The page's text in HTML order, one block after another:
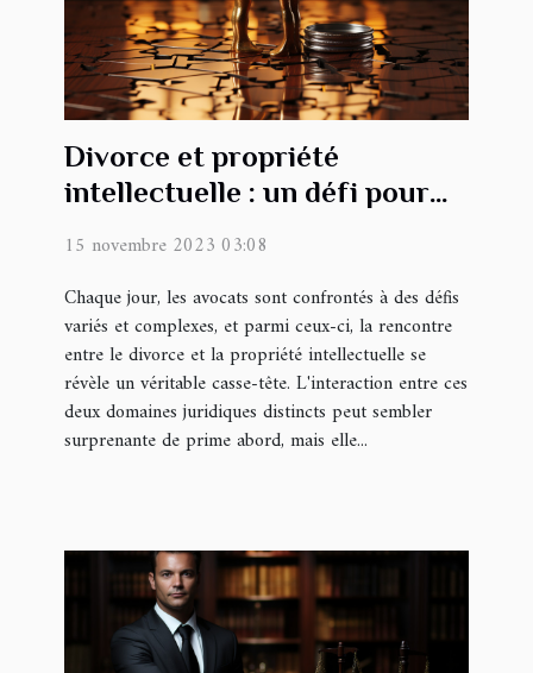
Divorce et propriété
intellectuelle : un défi pour
15 novembre 2023 03:08
Chaque jour, les avocats sont confrontés à des défis
variés et complexes, et parmi ceux-ci, la rencontre
entre le divorce et la propriété intellectuelle se
révèle un véritable casse-tête. L'interaction entre ces
deux domaines juridiques distincts peut sembler
surprenante de prime abord, mais elle...